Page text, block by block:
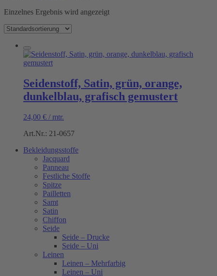
Einzelnes Ergebnis wird angezeigt
Seidenstoff, Satin, grün, orange,
dunkelblau, grafisch gemustert
24,00 € / mtr.
Art.Nr.: 21-0657
Bekleidungsstoffe
Jacquard
Panneau
Festliche Stoffe
Spitze
Pailletten
Samt
Satin
Chiffon
Seide
Seide – Drucke
Seide – Uni
Leinen
Leinen – Mehrfarbig
Leinen – Uni